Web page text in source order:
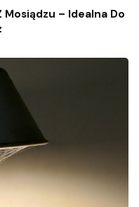
– Idealna Do